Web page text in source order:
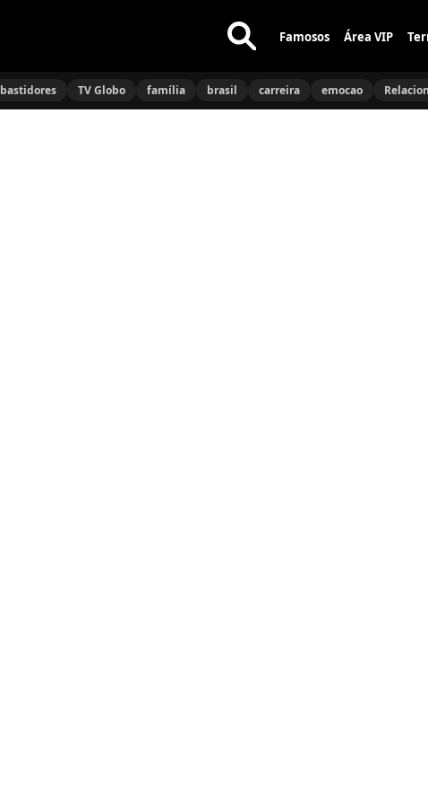
Buscar
no
Famosos Área VIP
bastidores TV Globo família brasil carreira emocao